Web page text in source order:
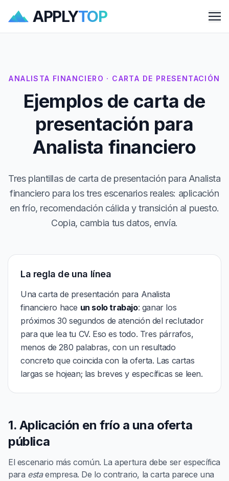
APPLYTOP
ANALISTA FINANCIERO · CARTA DE PRESENTACIÓN
Ejemplos de carta de
presentación para
Analista financiero
Tres plantillas de carta de presentación para Analista
financiero para los tres escenarios reales: aplicación
en frío, recomendación cálida y transición al puesto.
Copia, cambia tus datos, envía.
La regla de una línea
Una carta de presentación para Analista
financiero hace un solo trabajo: ganar los
próximos 30 segundos de atención del reclutador
para que lea tu CV. Eso es todo. Tres párrafos,
menos de 280 palabras, con un resultado
concreto que coincida con la oferta. Las cartas
largas se hojean; las breves y específicas se leen.
1. Aplicación en frío a una oferta
pública
El escenario más común. La apertura debe ser específica
para estaempresa. De lo contrario, la carta parece una